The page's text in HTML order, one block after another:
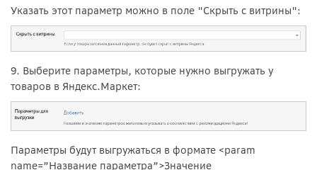
Указать этот параметр можно в поле "Скрыть с витрины":
9. Выберите параметры, которые нужно выгружать у
товаров в Яндекс.Маркет:
Параметры будут выгружаться в формате <param
name=”Название параметра”>Значение